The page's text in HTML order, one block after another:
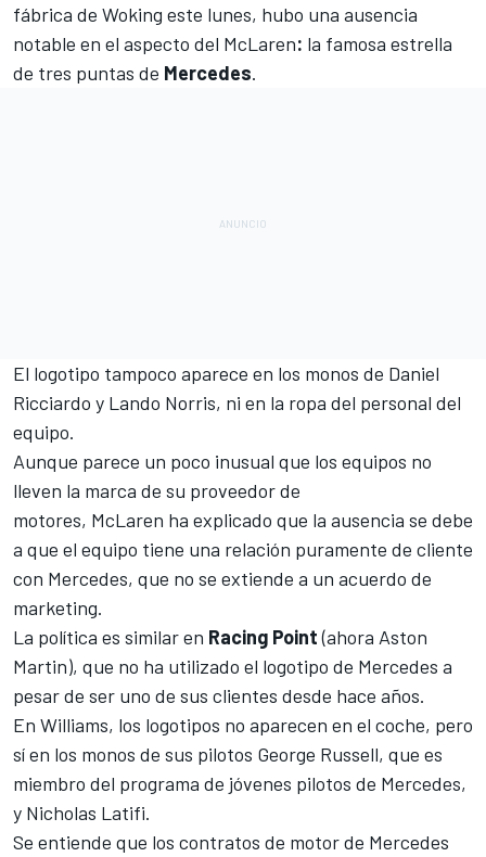
fábrica de Woking este lunes, hubo una ausencia
notable en el aspecto del McLaren: la famosa estrella
de tres puntas de Mercedes.
El logotipo tampoco aparece en los monos de Daniel
Ricciardo y Lando Norris, ni en la ropa del personal del
equipo.
Aunque parece un poco inusual que los equipos no
lleven la marca de su proveedor de
motores, McLaren ha explicado que la ausencia se debe
a que el equipo tiene una relación puramente de cliente
con Mercedes, que no se extiende a un acuerdo de
marketing.
La política es similar en Racing Point(ahora Aston
Martin), que no ha utilizado el logotipo de Mercedes a
pesar de ser uno de sus clientes desde hace años.
En Williams, los logotipos no aparecen en el coche, pero
sí en los monos de sus pilotos George Russell, que es
miembro del programa de jóvenes pilotos de Mercedes,
y Nicholas Latifi.
Se entiende que los contratos de motor de Mercedes